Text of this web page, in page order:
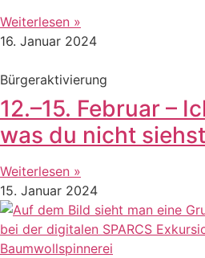
Weiterlesen »
16. Januar 2024
Bürgeraktivierung
12.–15. Februar –
was du nicht
Weiterlesen »
15. Januar 2024